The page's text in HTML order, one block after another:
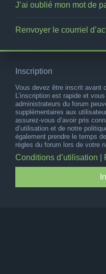
J’ai oublié mon mot de
Renvoyer le courriel
Inscription
Vous devez être inscrit avant
L’inscription est rapide et
administrateurs du forum
supplémentaires aux
assurez-vous d’avoir pris
d’utilisation et de notre
également prendre le temps
règles du forum lors de votre
Conditions d’utilisation